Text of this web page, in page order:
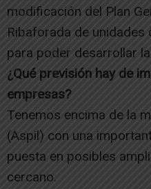
modificación del Plan
Ribaforada de unidades
para poder desarrollar
¿Qué previsión hay de
empresas?
Tenemos encima de la
(Aspil) con una
puesta en posibles
cercano.